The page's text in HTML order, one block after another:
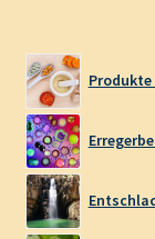
Produkte